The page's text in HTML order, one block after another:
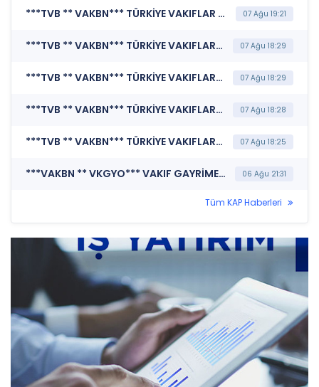
***TVB ** VAKBN*** TÜRKİYE VAKIFLAR BANKASI T.A.O. (Banka Finansal Rapor) 07 Ağu 19:21
***TVB ** VAKBN*** TÜRKİYE VAKIFLAR BANKASI T.A.O. (Sorumluluk Beyanı (Konsolide Olmayan)) 07 Ağu 18:29
***TVB ** VAKBN*** TÜRKİYE VAKIFLAR BANKASI T.A.O. (Faaliyet Raporu (Konsolide Olmayan)) 07 Ağu 18:29
***TVB ** VAKBN*** TÜRKİYE VAKIFLAR BANKASI T.A.O. (Banka Finansal Rapor) 07 Ağu 18:28
***TVB ** VAKBN*** TÜRKİYE VAKIFLAR BANKASI T.A.O. (TSRS Uyumlu Sürdürülebilirlik Raporu) 07 Ağu 18:25
***VAKBN ** VKGYO*** VAKIF GAYRİMENKUL YATIRIM ORTAKLIĞI A.Ş. (Maddi Duran Varlık Alımı) 06 Ağu 21:31
Tüm KAP Haberleri